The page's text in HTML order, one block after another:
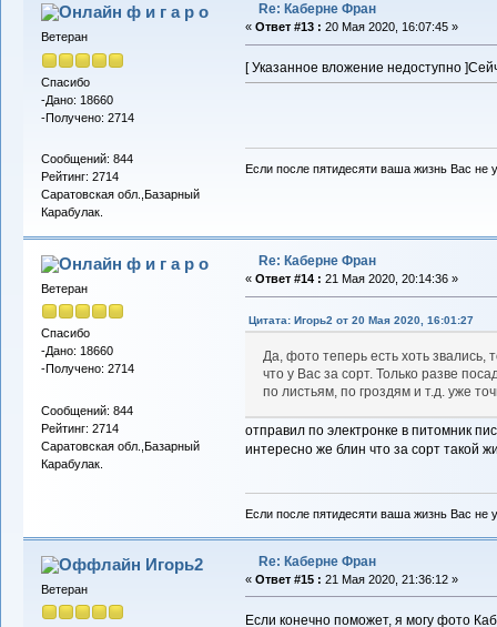
ф и г а р о
Ветеран
Спасибо
-Дано: 18660
-Получено: 2714
Сообщений: 844
Рейтинг: 2714
Саратовская обл.,Базарный
Карабулак.
Re: Каберне Фран
« Ответ #13 : 20 Мая 2020, 16:07:45 »
[ Указанное вложение недоступно ]
Если после пятидесяти ваша жизнь Вас не
ф и г а р о
Ветеран
Спасибо
-Дано: 18660
-Получено: 2714
Сообщений: 844
Рейтинг: 2714
Саратовская обл.,Базарный
Карабулак.
Re: Каберне Фран
« Ответ #14 : 21 Мая 2020, 20:14:36 »
Цитата: Игорь2 от 20 Мая 2020, 16:01:27
Да, фото теперь есть хоть звались,
что у Вас за сорт. Только разве
по листьям, по гроздям и т.д. уже
отправил по электронке в питомник
интересно же блин что за сорт такой
Если после пятидесяти ваша жизнь Вас не
Игорь2
Ветеран
Re: Каберне Фран
« Ответ #15 : 21 Мая 2020, 21:36:12 »
Если конечно поможет, я могу фото